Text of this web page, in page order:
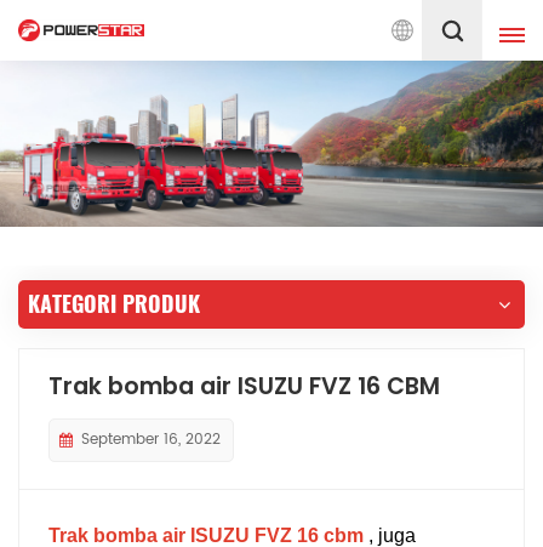
Sejak 1990 Melayu
English français
Deutsch русский
português
Tiếng Việt Indonesia
KATEGORI PRODUK
Trak bomba air ISUZU FVZ 16 CBM
September 16, 2022
Trak bomba air ISUZU FVZ 16 cbm , juga